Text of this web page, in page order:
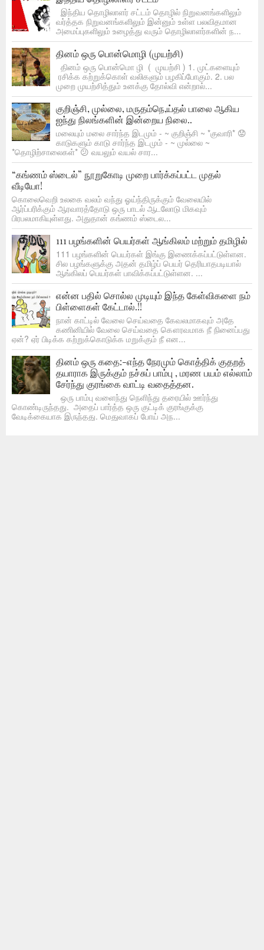
இந்திய தொழிலாளர் சட்டம் தொழில் நிறுவனங்களிலும்
வர்த்தக நிறுவனங்களிலும் இன்னும் உள்ள பலவிதமான
அமைப்புகளிலும் உழைத்து வரும் தொழிலாளர்களின் ந...
தினம் ஒரு பொன்மொழி (முயற்சி)
தினம் ஒரு பொன்மொ ழி ( முயற்சி ) 1. முட்களையும்
ரசிக்க கற்றுக்கொள் வலிகளும் பழகிப்போகும். 2. பல
முறை முயற்சித்தும் உனக்கு தோல்வி என்றால்...
குறிஞ்சி, முல்லை, மருதம்நெ,ய்தல் பாலை ஆகிய
ஐந்து நிலங்களின் இன்றைய நிலை..
மலையும் மலை சார்ந்த இடமும் - ~ குறிஞ்சி ~ *குவாரி* 😟
காடுகளும் காடு சார்ந்த இடமும் - ~ முல்லை ~
*தொழிற்சாலைகள்* 😕 வயலும் வயல் சார...
“கங்ணம் ஸ்டைல்” நூறுகோடி முறை பார்க்கப்பட்ட முதல்
வீடியோ!
கொலைவெறி உலகை வலம் வந்து ஓய்ந்திருக்கும் வேலையில்
ஆர்ப்பரிக்கும் ஆரவாரத்தோடு ஒரு பாடல் ஆடலோடு மிகவும்
பிரபலமாகியுள்ளது. அதுதான் கங்ணம் ஸ்டைல...
111 பழங்களின் பெயர்கள் ஆங்கிலம் மற்றும் தமிழில்
111 பழங்களின் பெயர்கள் இங்கு இணைக்கப்பட்டுள்ளன.
சில பழங்களுக்கு அதன் தமிழ்ப் பெயர் தெரியாதபடியால்
ஆங்கிலப் பெயர்கள் பாவிக்கப்பட்டுள்ளன. ...
என்ன பதில் சொல்ல முடியும் இந்த கேள்விகளை நம்
பிள்ளைகள் கேட்டால்.!!
நான் காட்டில் வேலை செய்வதை கேவலமாகவும் அதே
கணினியில் வேலை செய்வதை கௌரவமாக நீ நினைப்பது
ஏன்? ஏர் பிடிக்க கற்றுக்கொடுக்க மறுக்கும் நீ என...
தினம் ஒரு கதை:-எந்த நேரமும் கொத்திக் குதறத்
தயாராக இருக்கும் நச்சுப் பாம்பு , மரண பயம் எல்லாம்
சேர்ந்து குரங்கை வாட்டி வதைத்தன.
ஒரு பாம்பு வளைந்து நெளிந்து தரையில் ஊர்ந்து
கொண்டிருந்தது. அதைப் பார்த்த ஒரு குட்டிக் குரங்குக்கு
வேடிக்கையாக இருந்தது. மெதுவாகப் போய் அந...